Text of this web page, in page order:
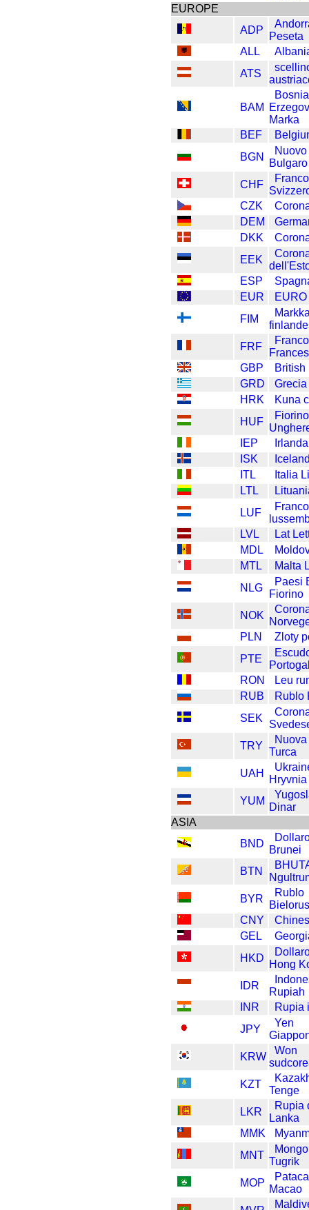
EUROPE
ADP
Peseta
ALL
ATS
BAM
Bosnia
Marka
BEF
BGN
Bulgaro
CHF
Franco
CZK
DEM
DKK
EEK
ESP
EUR
EURO
FIM
FRF
Franco
GBP
British
GRD
HRK
Kuna
HUF
Fiorino
IEP
ISK
ITL
Italia
LTL
LUF
Franco
LVL
Lat
MDL
MTL
Malta
NLG
Paesi
Fiorino
NOK
PLN
Zloty
PTE
RON
Leu
RUB
Rublo
SEK
TRY
Turca
UAH
Hryvnia
YUM
Dinar
ASIA
BND
Brunei
BTN
BYR
Rublo
CNY
GEL
HKD
Hong
IDR
Rupiah
INR
Rupia
JPY
Yen
KRW
Won
KZT
Tenge
LKR
Rupia
Lanka
MMK
MNT
Tugrik
MOP
Macao